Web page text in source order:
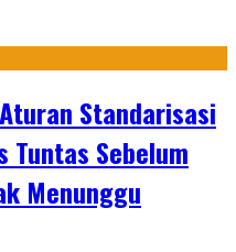
Standarisasi
Tuntas Sebelum
Menunggu